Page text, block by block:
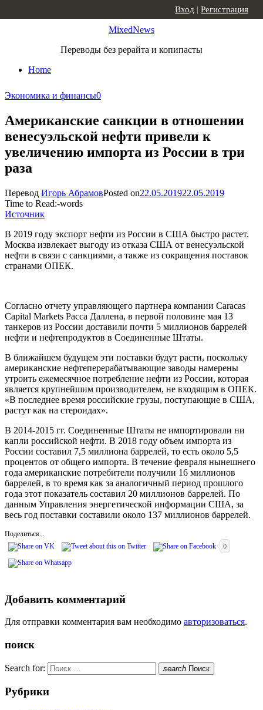
MixedNews
Переводы без рерайта и копипасты
Home
Вход | Регистрация
Экономика и финансы0
Американские санкции в отношении
венесуэльской нефти привели к
увеличению импорта из России в три
раза
Перевод Игорь АбрамовPosted on22.05.201922.05.2019
Time to Read:-words
Источник
В 2019 году экспорт нефти из России в США быстро растет.
Москва извлекает выгоду из отказа США от венесуэльской
нефти в связи с санкциями, а также из сокращения поставок
странами ОПЕК.
Согласно отчету управляющего партнера компании Caracas
Capital Markets Расса Даллена, в первой половине мая 13
танкеров из России доставили почти 5 миллионов баррелей
нефти и нефтепродуктов в Соединенные Штаты.
В ближайшем будущем эти поставки будут расти, поскольку
американские нефтеперерабатывающие заводы намерены
утроить ежемесячное потребление нефти из России, которая
является крупнейшим производителем, не входящим в ОПЕК.
«В последнее время российские грузы, поступающие в США,
растут как на стероидах».
В 2014-2015 гг. Соединенные Штаты не импортировали ни
капли российской нефти. В 2018 году объем импорта из
России составил 7,5 миллиона баррелей, то есть около 5,5
процентов от общего импорта. В течение февраля нынешнего
года американские потребители получили 16 миллионов
баррелей, в то время как за аналогичный период прошлого
года этот показатель составил 20 миллионов баррелей. По
данным Управления энергетической информации США, за
весь год поставки составили около 137 миллионов баррелей.
Поделиться...
0
Добавить комментарий
Для отправки комментария вам необходимо авторизоваться.
поиск
Search for: search Поиск
Рубрики